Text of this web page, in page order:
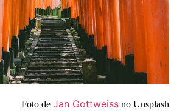
Foto de Jan Gottweiss no Unsplash